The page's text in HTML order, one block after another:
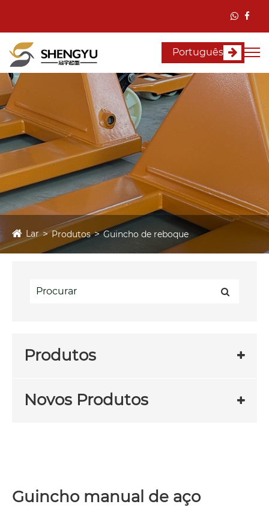
Português
Lar Produtos Guincho de reboque
Produtos
Novos Produtos
Guincho manual de aço